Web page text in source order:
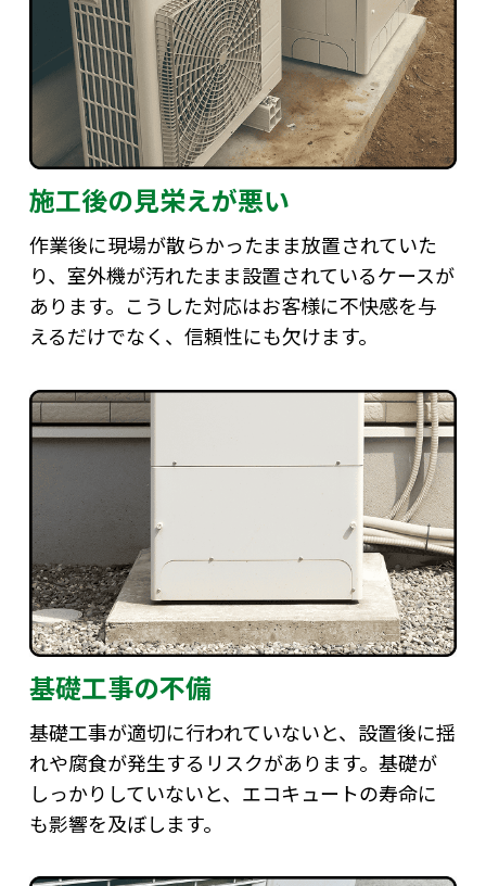
施工後の見栄えが悪い
作業後に現場が散らかったまま放置されていた
り、室外機が汚れたまま設置されているケースが
あります。こうした対応はお客様に不快感を与
えるだけでなく、信頼性にも欠けます。
基礎工事の不備
基礎工事が適切に行われていないと、設置後に揺
れや腐食が発生するリスクがあります。基礎が
しっかりしていないと、エコキュートの寿命に
も影響を及ぼします。